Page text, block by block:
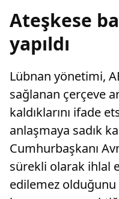
Ateşkese
yapıldı
Lübnan yönetimi,
sağlanan çerçeve
kaldıklarını ifade
anlaşmaya sadık
Cumhurbaşkanı
sürekli olarak ihlal
edilemez